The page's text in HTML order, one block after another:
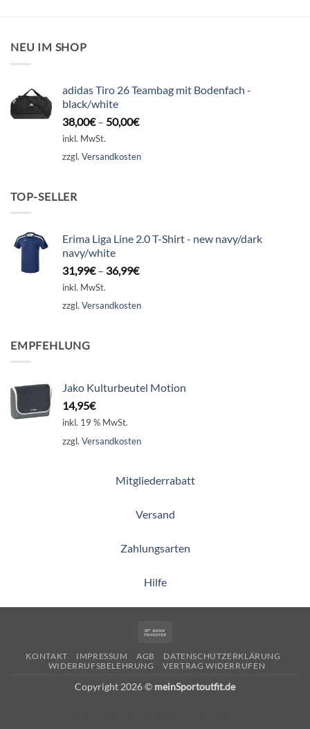
NEU IM SHOP
adidas Tiro 26 Teambag mit Bodenfach -
black/white
38,00€– 50,00€
inkl. MwSt.
zzgl. Versandkosten
TOP-SELLER
Erima Liga Line 2.0 T-Shirt - new navy/dark
navy/white
31,99€– 36,99€
inkl. MwSt.
zzgl. Versandkosten
EMPFEHLUNG
Jako Kulturbeutel Motion
14,95€
inkl. 19 % MwSt.
zzgl. Versandkosten
Mitgliederrabatt
Versand
Zahlungsarten
Hilfe
KONTAKT IMPRESSUM AGB
DATENSCHUTZERKLÄRUNG
WIDERRUFSBELEHRUNG
VERTRAG WIDERRUFEN
Copyright 2026 © meinSportoutfit.de